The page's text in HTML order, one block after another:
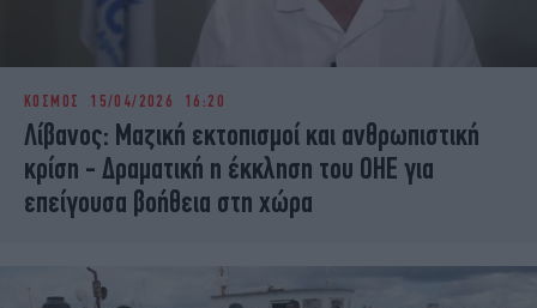
ΚΟΣΜΟΣ 15/04/2026 16:20
Λίβανος: Μαζική εκτοπισμοί και ανθρωπιστική
κρίση - Δραματική η έκκληση του ΟΗΕ για
επείγουσα βοήθεια στη χώρα